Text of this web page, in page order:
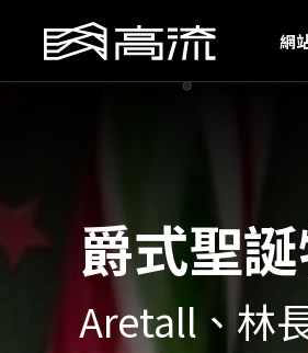
網
爵式聖
Aretall、林